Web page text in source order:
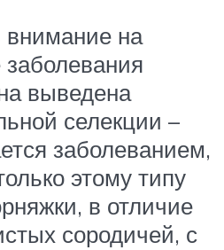
внимание на
выведена
селекции –
заболеванием,
этому типу
в отличие
сородичей, с